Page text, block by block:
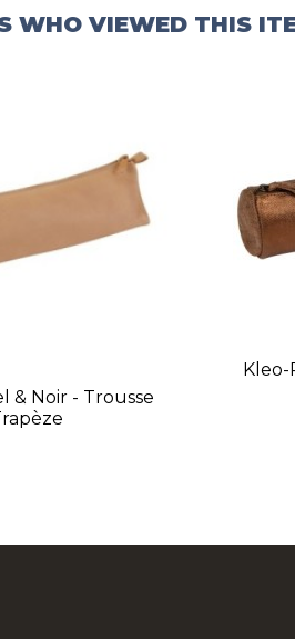
WHO VIEWED THIS
& Noir - Trousse